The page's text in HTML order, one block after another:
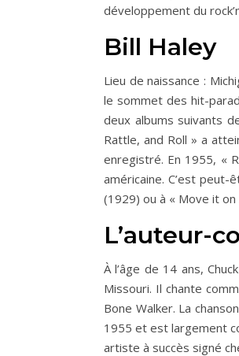
développement du
Bill Haley
Lieu de naissance :
le sommet des hit-
deux albums suivants
Rattle, and Roll » a
enregistré. En 1955, «
américaine. C’est
(1929) ou à « Move it
L’auteur-
À l’âge de 14 ans,
Missouri. Il chante
Bone Walker. La
1955 et est largement
artiste à succès signé